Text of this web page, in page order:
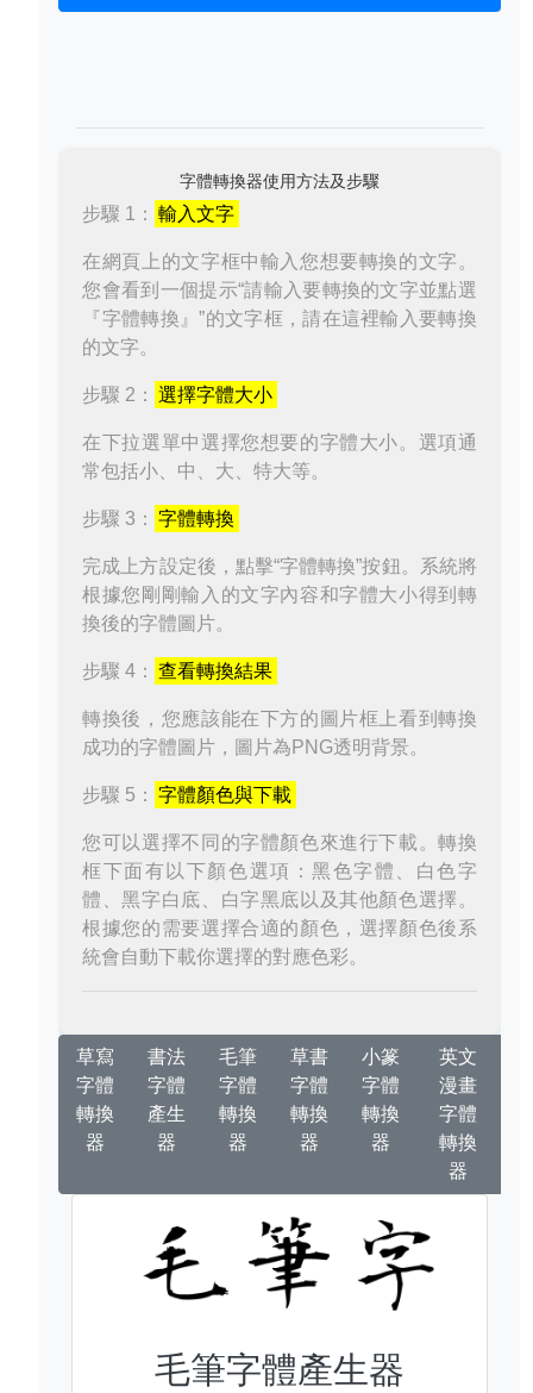
字體轉換器使用方法及步驟
步驟 1： 輸入文字
在網頁上的文字框中輸入您想要轉換的文字。
您會看到一個提示“請輸入要轉換的文字並點選
『字體轉換』”的文字框，請在這裡輸入要轉換
的文字。
步驟 2： 選擇字體大小
在下拉選單中選擇您想要的字體大小。選項通
常包括小、中、大、特大等。
步驟 3： 字體轉換
完成上方設定後，點擊“字體轉換”按鈕。系統將
根據您剛剛輸入的文字內容和字體大小得到轉
換後的字體圖片。
步驟 4： 查看轉換結果
轉換後，您應該能在下方的圖片框上看到轉換
成功的字體圖片，圖片為PNG透明背景。
步驟 5： 字體顏色與下載
您可以選擇不同的字體顏色來進行下載。轉換
框下面有以下顏色選項：黑色字體、白色字
體、黑字白底、白字黑底以及其他顏色選擇。
根據您的需要選擇合適的顏色，選擇顏色後系
統會自動下載你選擇的對應色彩。
草寫
字體
轉換
器
書法
字體
產生
器
毛筆
字體
轉換
器
草書
字體
轉換
器
小篆
字體
轉換
器
英文
漫畫
字體
轉換
器
毛筆字體產生器